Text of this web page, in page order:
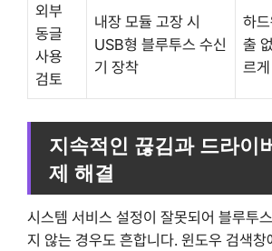
외부
동글
사용
검토
내장 모듈 고장 시
USB형 블루투스 수신
기 장착
하
출
르
지속적인 끊김과 드라이
제 해결
시스템 서비스 설정이 잘못되어 블루투
지 않는 경우도 흔합니다. 윈도우 검색창